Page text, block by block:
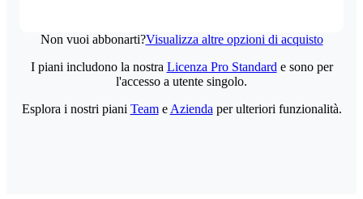
Non vuoi abbonarti?Visualizza altre opzioni di acquisto
I piani includono la nostra Licenza Pro Standard e sono per
l'accesso a utente singolo.
Esplora i nostri piani Teame Azienda per ulteriori funzionalità.